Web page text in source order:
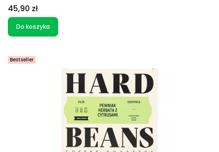
Cena
45,90 zł
Do koszyka
Bestseller